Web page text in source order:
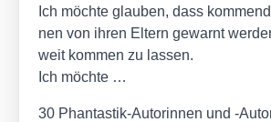
Ich möch­te glau­ben, dass
nen von ihren Eltern gewarnt
weit kom­men zu las­sen.
Ich möch­te …
30 Phan­tas­tik-Autorin­nen und